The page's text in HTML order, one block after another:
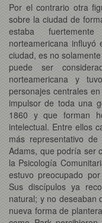
Por el contrario otra
sobre la ciudad de
estaba
norteamericana
ciudad, es no
puede ser
norteamericana y
personajes centrales
impulsor de toda una
1860 y que forman
intelectual. Entre ellos
más representativo
Adams, que podría ser
la Psicología
estuvo preocupado
Sus discípulos ya
natural; y no deseaban
nueva forma de